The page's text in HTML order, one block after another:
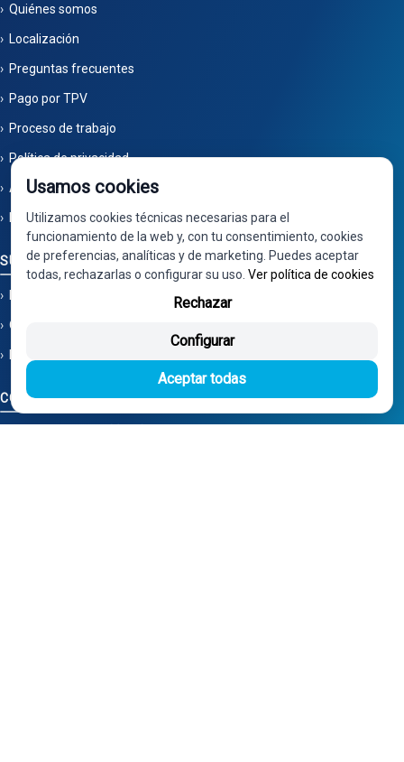
Quiénes somos
Localización
Preguntas frecuentes
Pago por TPV
Proceso de trabajo
Política de privacidad
Aviso legal
Política de cookies
SU CUENTA
Ofertas en recambios de segunda mano
CONTACTO
Usamos cookies
Utilizamos cookies técnicas necesarias para el
funcionamiento de la web y, con tu consentimiento, cookies
de preferencias, analíticas y de marketing. Puedes aceptar
todas, rechazarlas o configurar su uso. Ver política de cookies
Rechazar
Configurar
Aceptar todas